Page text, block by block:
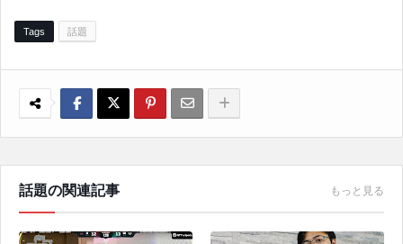
Tags 話題
話題の関連記事 もっと見る